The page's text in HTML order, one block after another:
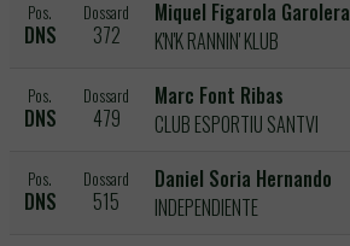
Pos.
DNS
Dossard
372
Miquel Figarola Garolera
K'N'K RANNIN' KLUB
Pos.
DNS
Dossard
479
Marc Font Ribas
CLUB ESPORTIU SANTVI
Pos.
DNS
Dossard
515
Daniel Soria Hernando
INDEPENDIENTE